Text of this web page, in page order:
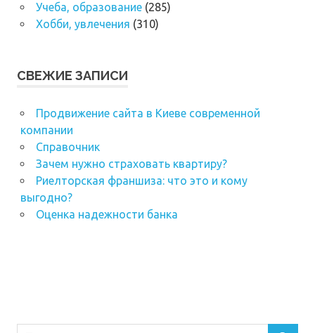
Учеба, образование(285)
Хобби, увлечения (310)
СВЕЖИЕ ЗАПИСИ
Продвижение сайта в Киеве современной
компании
Справочник
Зачем нужно страховать квартиру?
Риелторская франшиза: что это и кому
выгодно?
Оценка надежности банка